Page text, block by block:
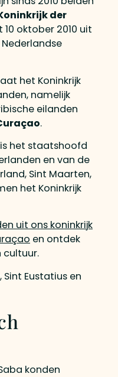
der
oktober 2010 uit
het Koninkrijk
namelijk
eilanden
.
het staatshoofd
en van de
Sint Maarten,
het Koninkrijk
uit ons koninkrijk
en ontdek
cultuur.
Eustatius en
konden